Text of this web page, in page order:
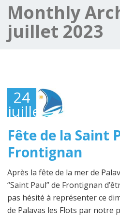
Monthly
juillet 2023
24
juillet
2023
Fête de la Saint
Frontignan
Après la fête de la mer de
“Saint Paul” de Frontignan
pas hésité à représenter ce
de Palavas les Flots par notre